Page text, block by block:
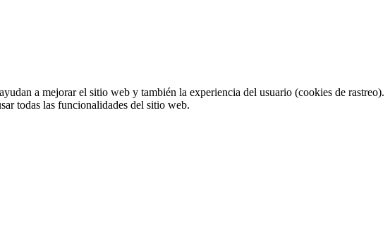
a mejorar el sitio web y también la experiencia del usuario (cookies de rastreo).
todas las funcionalidades del sitio web.